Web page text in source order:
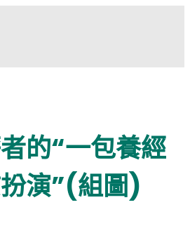
的“一包養經
演”(組圖)